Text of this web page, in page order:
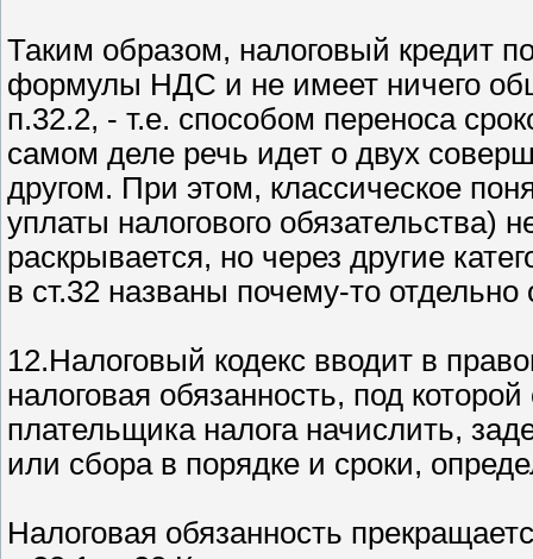
Таким образом, налоговый кредит
формулы НДС и не имеет ничего
п.32.2, - т.е. способом переноса
самом деле речь идет о двух
другом. При этом, классическое
уплаты налогового обязательства)
раскрывается, но через другие
в ст.32 названы почему-то отдельно
12.Налоговый кодекс вводит в
налоговая обязанность, под
плательщика налога начислить,
или сбора в порядке и сроки,
Налоговая обязанность